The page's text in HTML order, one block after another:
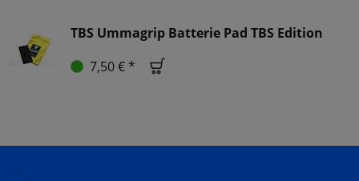
TBS Ummagrip Batterie Pad TBS Edition
7,50 € *